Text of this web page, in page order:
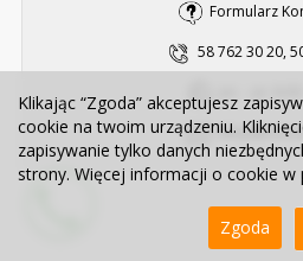
Formularz
58 762 30 20,
Klikając “Zgoda” akceptujesz
cookie na twoim urządzeniu.
zapisywanie tylko danych
strony. Więcej informacji o cookie w
Zgoda